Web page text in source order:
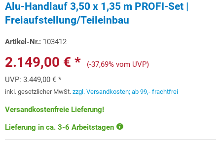
Alu-Handlauf 3,50 x 1,35 m PROFI-Set |
Freiaufstellung/Teileinbau
Artikel-Nr.: 103412
2.149,00 € *
(-37,69% vom UVP)
UVP: 3.449,00 € *
inkl. gesetzlicher MwSt. zzgl. Versandkosten; ab 99,- frachtfrei
Versandkostenfreie Lieferung!
Lieferung in ca. 3-6 Arbeitstagen